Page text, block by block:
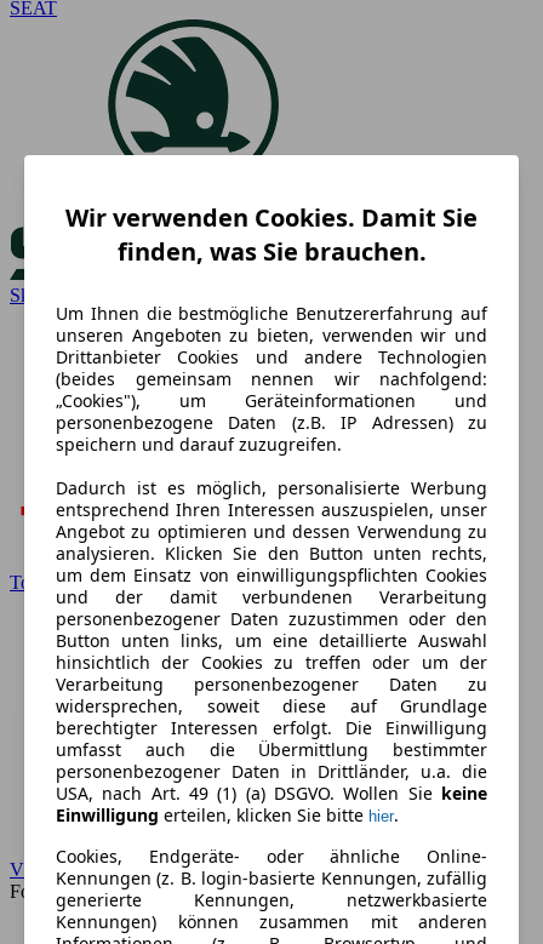
SEAT
Skoda
Toyota
VW
Forum
Wir verwenden Cookies. Damit Sie
finden, was Sie brauchen.
Um Ihnen die bestmögliche Benutzererfahrung auf
unseren Angeboten zu bieten, verwenden wir und
Drittanbieter Cookies und andere Technologien
(beides gemeinsam nennen wir nachfolgend:
„Cookies"), um Geräteinformationen und
personenbezogene Daten (z.B. IP Adressen) zu
speichern und darauf zuzugreifen.
Dadurch ist es möglich, personalisierte Werbung
entsprechend Ihren Interessen auszuspielen, unser
Angebot zu optimieren und dessen Verwendung zu
analysieren. Klicken Sie den Button unten rechts,
um dem Einsatz von einwilligungspflichten Cookies
und der damit verbundenen Verarbeitung
personenbezogener Daten zuzustimmen oder den
Button unten links, um eine detaillierte Auswahl
hinsichtlich der Cookies zu treffen oder um der
Verarbeitung personenbezogener Daten zu
widersprechen, soweit diese auf Grundlage
berechtigter Interessen erfolgt. Die Einwilligung
umfasst auch die Übermittlung bestimmter
personenbezogener Daten in Drittländer, u.a. die
USA, nach Art. 49 (1) (a) DSGVO. Wollen Sie keine
Einwilligung erteilen, klicken Sie bitte hier.
Cookies, Endgeräte- oder ähnliche Online-
Kennungen (z. B. login-basierte Kennungen, zufällig
generierte Kennungen, netzwerkbasierte
Kennungen) können zusammen mit anderen